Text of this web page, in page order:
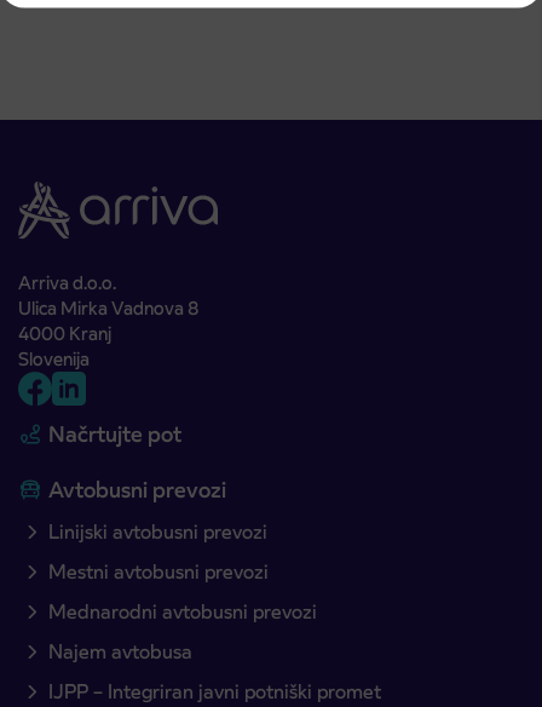
Arriva d.o.o.
Ulica Mirka Vadnova 8
4000 Kranj
Slovenija
Načrtujte pot
Avtobusni prevozi
Linijski avtobusni prevozi
Mestni avtobusni prevozi
Mednarodni avtobusni prevozi
Najem avtobusa
IJPP – Integriran javni potniški promet